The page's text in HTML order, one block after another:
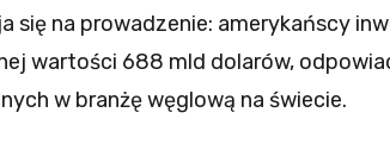
się na prowadzenie: amerykańscy
wartości 688 mld dolarów,
w branżę węglową na świecie.